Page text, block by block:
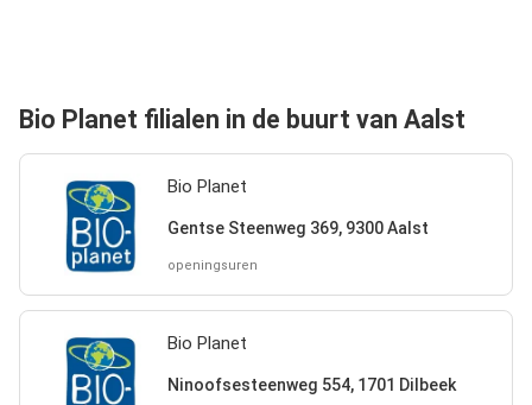
Bio Planet filialen in de buurt van Aalst
Bio Planet
Gentse Steenweg 369, 9300 Aalst
openingsuren
Bio Planet
Ninoofsesteenweg 554, 1701 Dilbeek